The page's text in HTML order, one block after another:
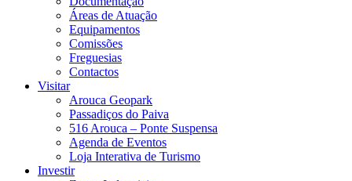
Áreas de Atuação
Equipamentos
Comissões
Freguesias
Contactos
Visitar
Arouca Geopark
Passadiços do Paiva
516 Arouca – Ponte Suspensa
Agenda de Eventos
Loja Interativa de Turismo
Investir